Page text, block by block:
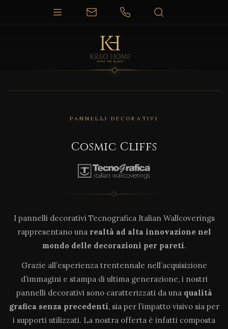
PANNELLI DECORATIVI
Cosmic Cliffs
I pannelli decorativi Tecnografica Italian Wallcoverings
rappresentano una realtà ad alta innovazione nel
mondo delle decorazioni per pareti.
Grazie all’esperienza trentennale nell’acquisizione
d’immagini e stampa di ultima generazione, i nostri
pannelli decorativi sono caratterizzati da una qualità
grafica senza precedenti, sia per l’impatto visivo sia per
i supporti utilizzati. La nostra offerta è infatti composta